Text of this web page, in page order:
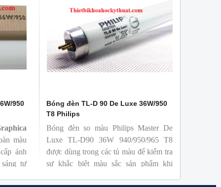
950
màu
ánh
tự
Bóng đèn TL-D 90 De Luxe 36W/950
T8 Philips
Bóng đèn so màu Philips Master De
Luxe TL-D90 36W 940/950/965 T8
được dùng trong các tủ màu để kiểm tra
sự khắc biệt màu sắc sản phẩm khi